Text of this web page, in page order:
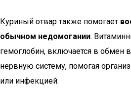
Куриный отвар также помогает
обычном недомогании.
гемоглобин, включается в обмен
нервную систему, помогая
или инфекцией.